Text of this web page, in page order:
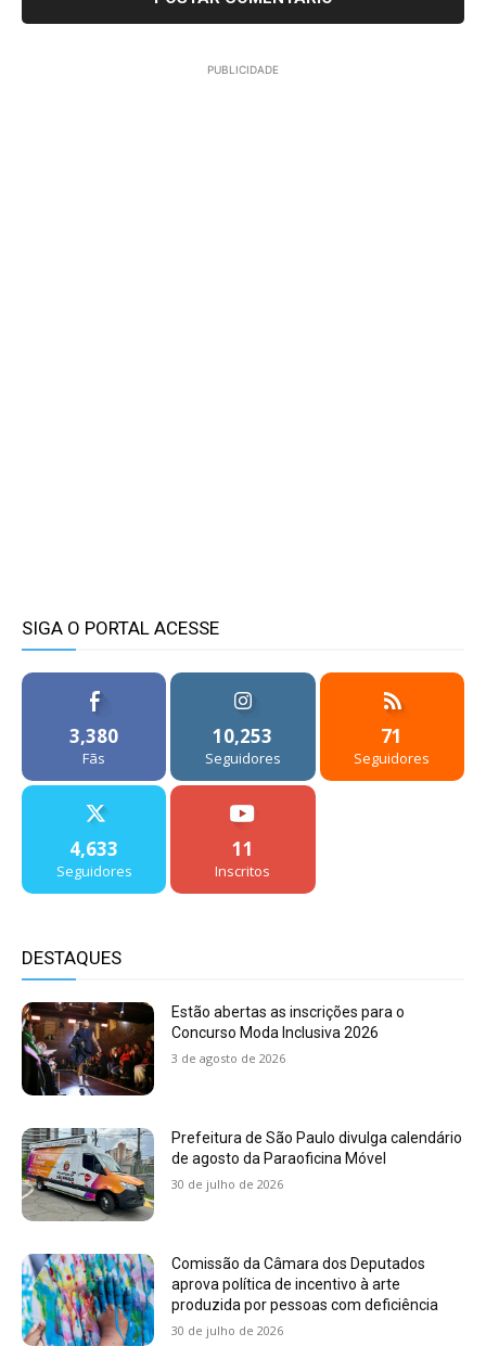
PUBLICIDADE
SIGA O PORTAL ACESSE
3,380
Fãs
10,253
Seguidores
71
Seguidores
4,633
Seguidores
11
Inscritos
DESTAQUES
Estão abertas as inscrições para o
Concurso Moda Inclusiva 2026
3 de agosto de 2026
Prefeitura de São Paulo divulga calendário
de agosto da Paraoficina Móvel
30 de julho de 2026
Comissão da Câmara dos Deputados
aprova política de incentivo à arte
produzida por pessoas com deficiência
30 de julho de 2026